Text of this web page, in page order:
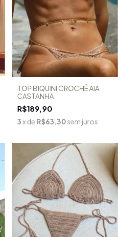
TOP BIQUINI CROCHÊ AIA
CASTANHA
R$189,90
3x de R$63,30 sem juros